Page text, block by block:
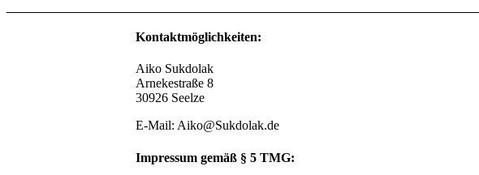
Kontaktmöglichkeiten:
Aiko Sukdolak
Arnekestraße 8
30926 Seelze
E-Mail: Aiko@Sukdolak.de
Impressum gemäß § 5 TMG: